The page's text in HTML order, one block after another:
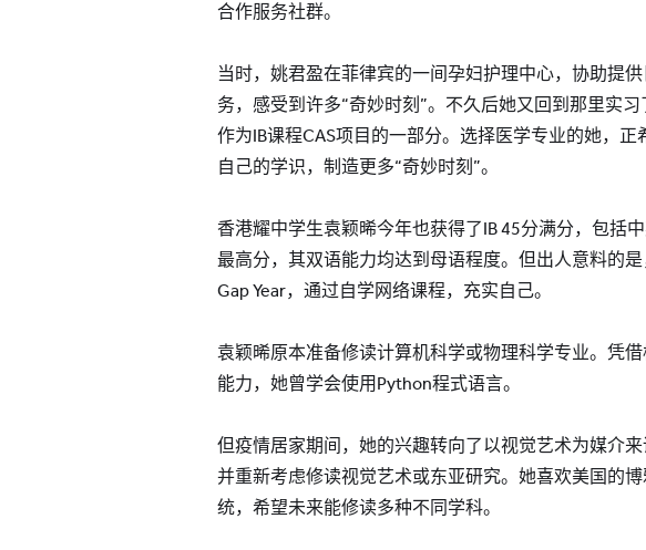
合作服务社群。
当时，姚君盈在菲律宾的一间孕妇护理中心，协助提
务，感受到许多“奇妙时刻”。不久后她又回到那里实习
作为IB课程CAS项目的一部分。选择医学专业的她，正
自己的学识，制造更多“奇妙时刻”。
香港耀中学生袁颖晞今年也获得了IB 45分满分，包括
最高分，其双语能力均达到母语程度。但出人意料的
Gap Year，通过自学网络课程，充实自己。
袁颖晞原本准备修读计算机科学或物理科学专业。凭
能力，她曾学会使用Python程式语言。
但疫情居家期间，她的兴趣转向了以视觉艺术为媒介来
并重新考虑修读视觉艺术或东亚研究。她喜欢美国的
统，希望未来能修读多种不同学科。